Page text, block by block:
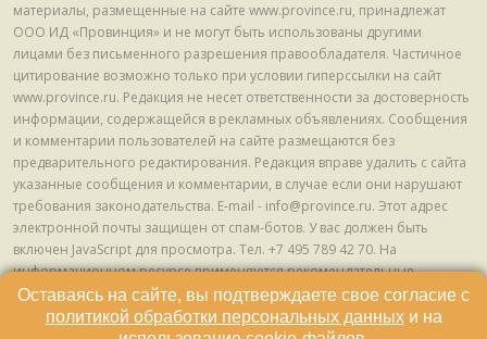
материалы, размещенные на сайте www.province.ru, принадлежат
ООО ИД «Провинция» и не могут быть использованы другими
лицами без письменного разрешения правообладателя. Частичное
цитирование возможно только при условии гиперссылки на сайт
www.province.ru. Редакция не несет ответственности за достоверность
информации, содержащейся в рекламных объявлениях. Сообщения
и комментарии пользователей на сайте размещаются без
предварительного редактирования. Редакция вправе удалить с сайта
указанные сообщения и комментарии, в случае если они нарушают
требования законодательства. E-mail - info@province.ru. Этот адрес
электронной почты защищен от спам-ботов. У вас должен быть
включен JavaScript для просмотра. Tел. +7 495 789 42 70. На
информационном ресурсе применяются рекомендательные
технологии (информационные технологии предоставления
информации на основе сбора, систематизации и анализа сведений,
Оставаясь на сайте, вы подтверждаете свое согласие с
политикой обработки персональных данныхи на